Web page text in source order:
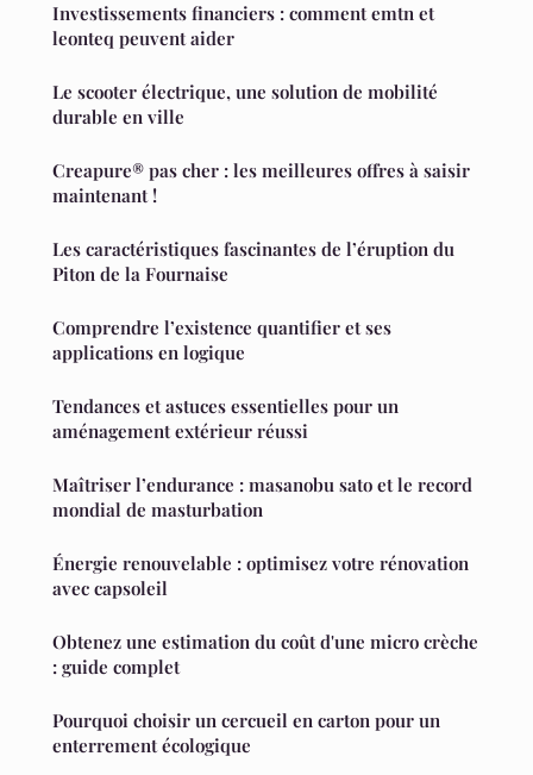
Investissements financiers : comment emtn et
leonteq peuvent aider
Le scooter électrique, une solution de mobilité
durable en ville
Creapure® pas cher : les meilleures offres à saisir
maintenant !
Les caractéristiques fascinantes de l’éruption du
Piton de la Fournaise
Comprendre l’existence quantifier et ses
applications en logique
Tendances et astuces essentielles pour un
aménagement extérieur réussi
Maîtriser l’endurance : masanobu sato et le record
mondial de masturbation
Énergie renouvelable : optimisez votre rénovation
avec capsoleil
Obtenez une estimation du coût d'une micro crèche
: guide complet
Pourquoi choisir un cercueil en carton pour un
enterrement écologique